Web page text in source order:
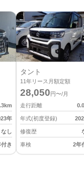
km
年
なし
き
タント
11年リース月額定額
28,050 円〜/月
走行距離
0.0
年式(初度登録)
修復歴
車検 2年